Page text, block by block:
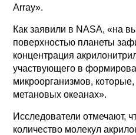
Array».
Как заявили в NASA, «на
поверхностью планеты
концентрация
участвующего в
микроорганизмов,
метановых океанах».
Исследователи отмечают,
количество молекул